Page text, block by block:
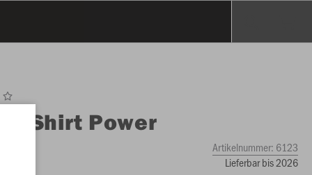
T-Shirt Power
Artikelnummer: 6123
Lieferbar bis 2026